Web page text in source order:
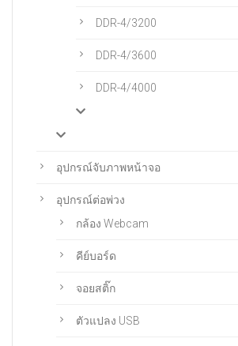
DDR-4/3200
DDR-4/3600
DDR-4/4000
อุปกรณ์จับภาพหน้าจอ
อุปกรณ์ต่อพ่วง
กล้อง Webcam
คีย์บอร์ด
จอยสติ๊ก
ตัวแปลง USB